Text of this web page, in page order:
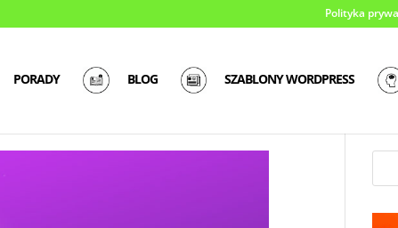
Polityka
PORADY BLOG SZABLONY WORDPRESS